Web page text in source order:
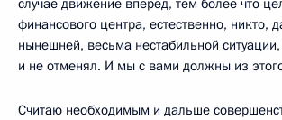
финансового центра, естественно, никто,
нынешней, весьма нестабильной
и не отменял. И мы с вами должны из
Считаю необходимым и дальше